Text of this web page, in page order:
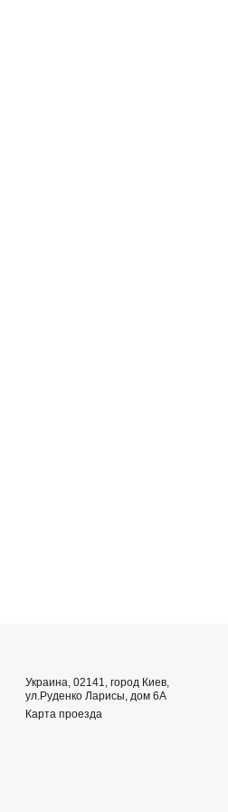
Украина, 02141, город Киев,
ул.Руденко Ларисы, дом 6А
Карта проезда